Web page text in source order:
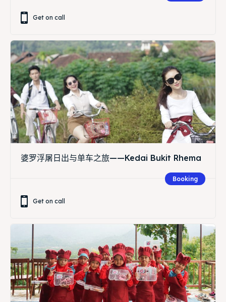
Get on call
婆罗浮屠日出与单车之旅——Kedai Bukit Rhema
Booking
Get on call